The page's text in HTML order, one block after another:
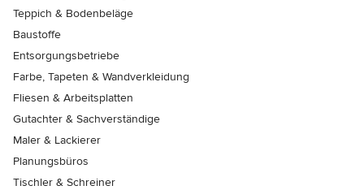
Teppich & Bodenbeläge
Baustoffe
Entsorgungsbetriebe
Farbe, Tapeten & Wandverkleidung
Fliesen & Arbeitsplatten
Gutachter & Sachverständige
Maler & Lackierer
Planungsbüros
Tischler & Schreiner